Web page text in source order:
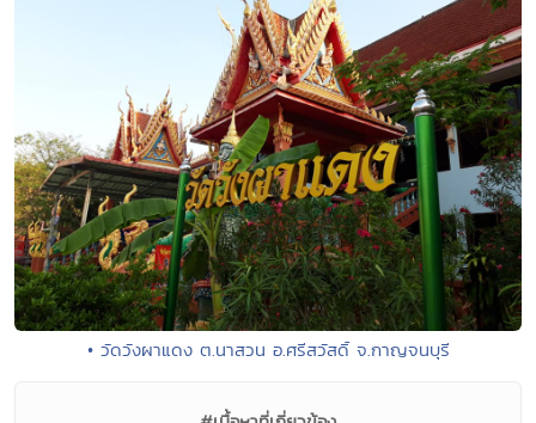
• วัดวังผาแดง ต.นาสวน อ.ศรีสวัสดิ์ จ.กาญจนบุรี